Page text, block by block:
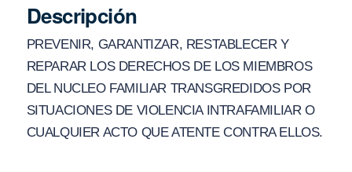
Descripción
PREVENIR, GARANTIZAR, RESTABLECER Y
REPARAR LOS DERECHOS DE LOS MIEMBROS
DEL NUCLEO FAMILIAR TRANSGREDIDOS POR
SITUACIONES DE VIOLENCIA INTRAFAMILIAR O
CUALQUIER ACTO QUE ATENTE CONTRA ELLOS.